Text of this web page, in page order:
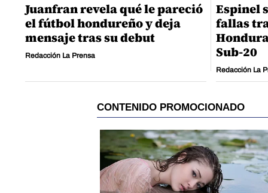
Juanfran revela qué le pareció
el fútbol hondureño y deja
mensaje tras su debut
Redacción La Prensa
Espinel
fallas
Sub-20
Redacción La